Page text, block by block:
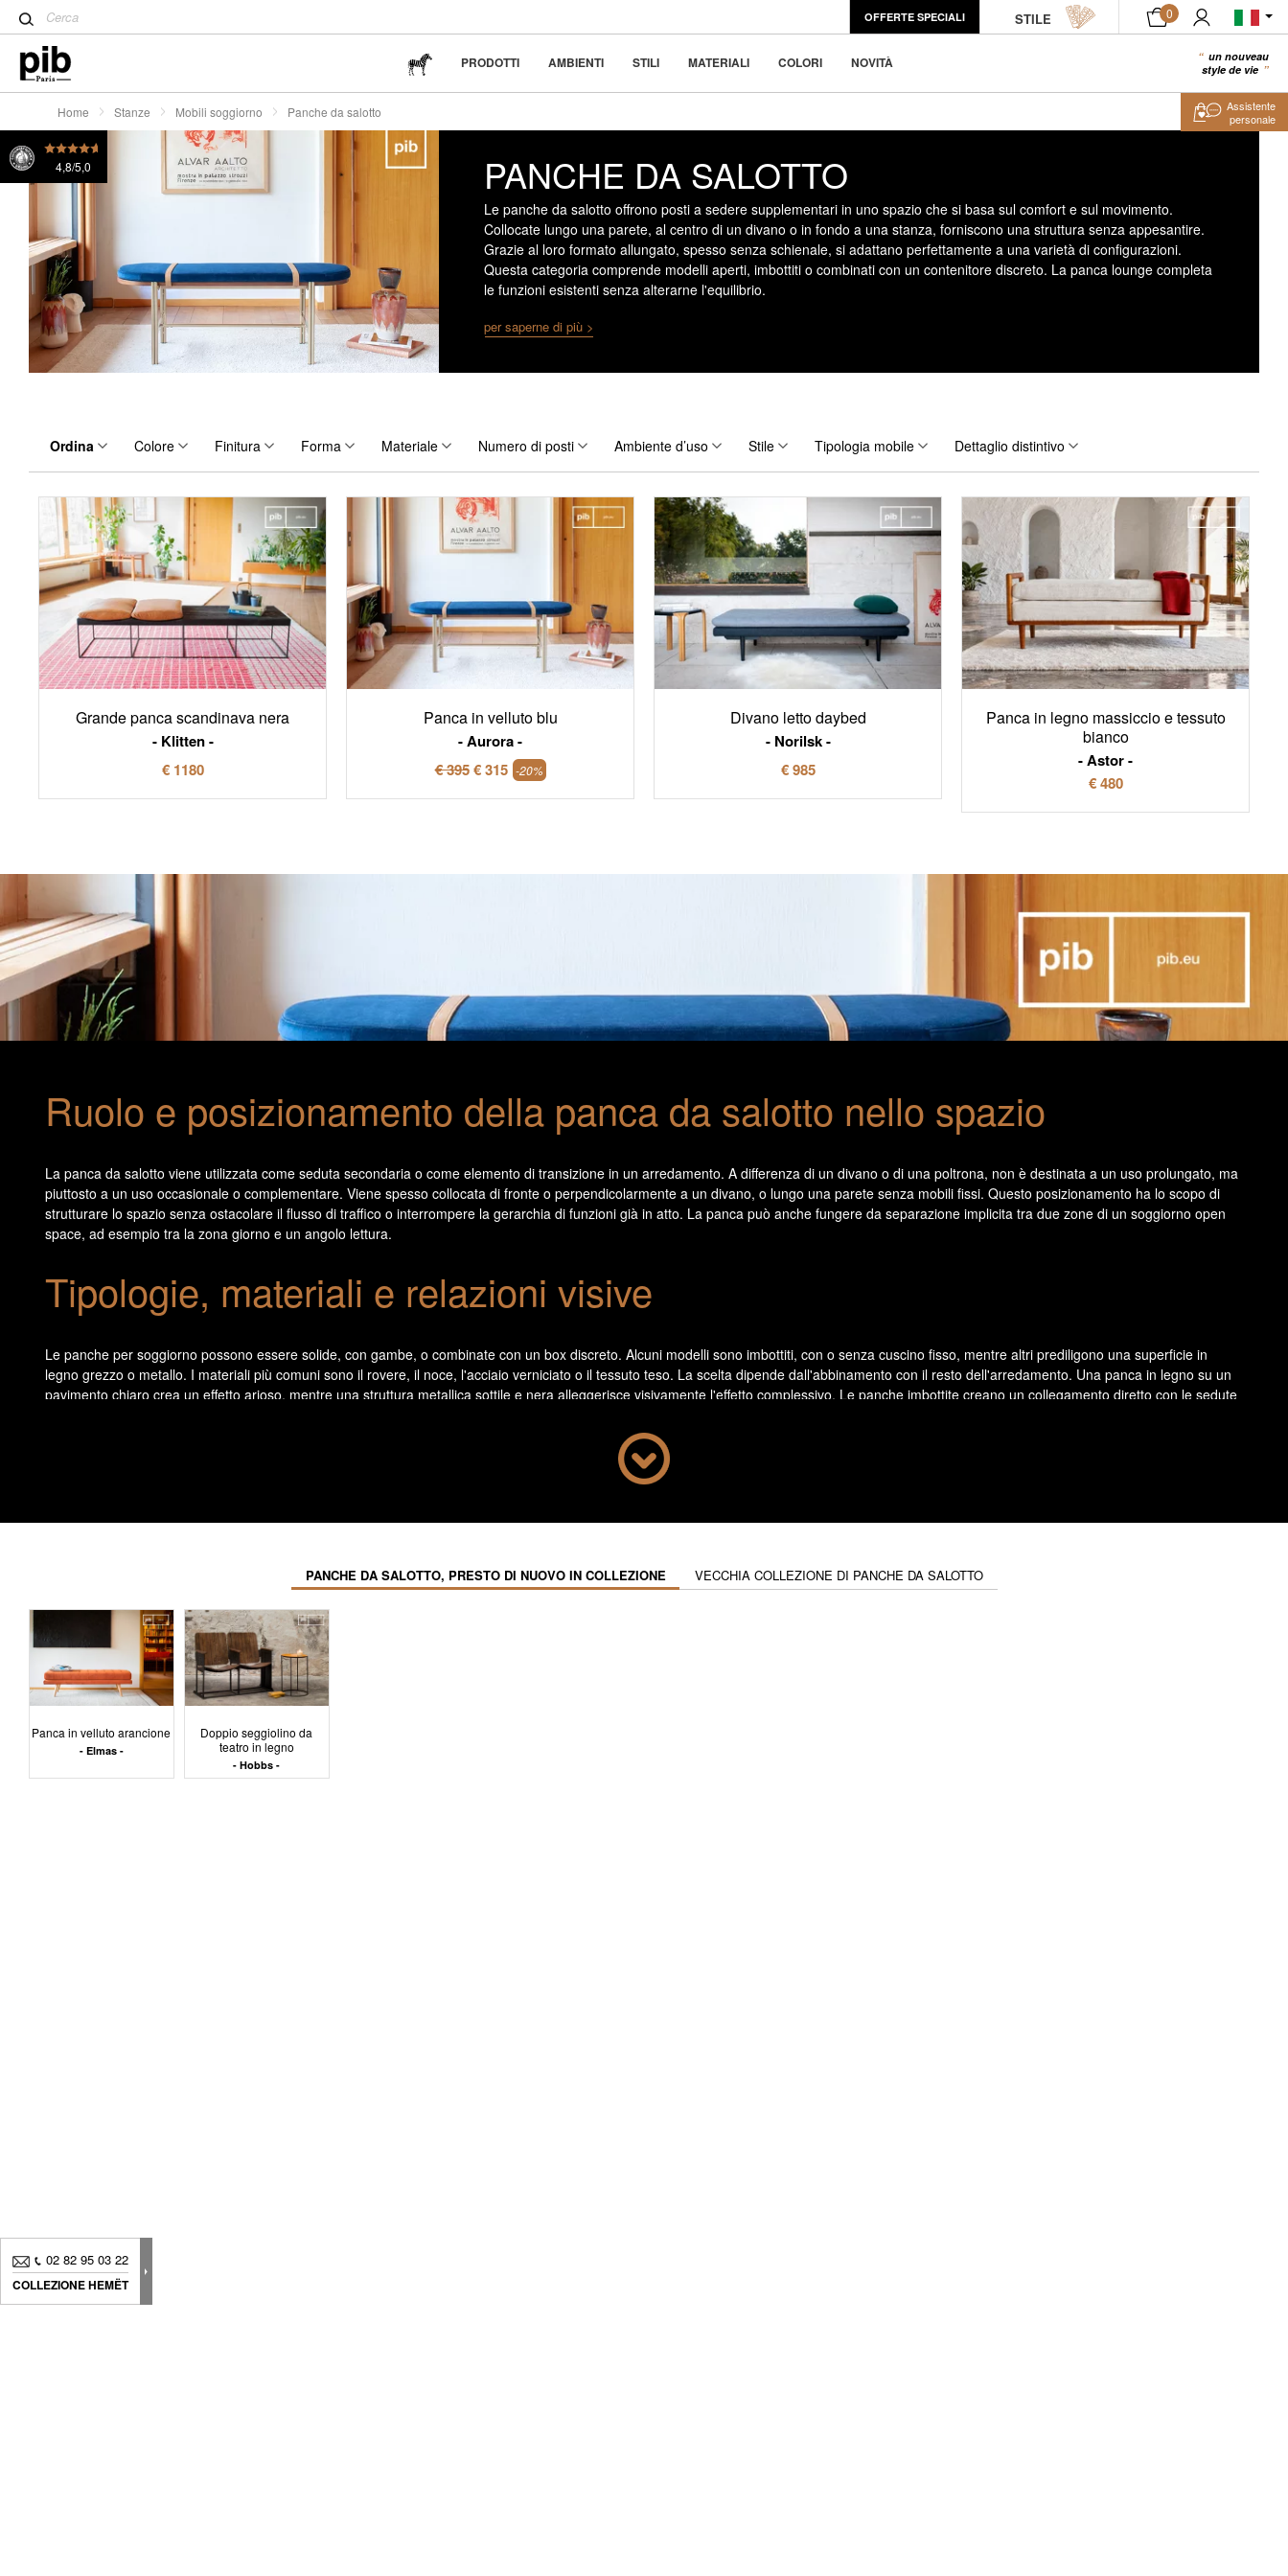
OFFERTE SPECIALI STILE 0
Wabi-Sabi: l'arte di trovare la bellezza nella
PRODOTTI AMBIENTI STILI MATERIALI COLORI NOVITÀ
un nouveau
style de vie
Home Stanze Mobili soggiorno Panche da salotto
PANCHE DA SALOTTO
Le panche da salotto offrono posti a sedere supplementari in uno spazio che si basa sul comfort e sul movimento.
Collocate lungo una parete, al centro di un divano o in fondo a una stanza, forniscono una struttura senza appesantire.
Grazie al loro formato allungato, spesso senza schienale, si adattano perfettamente a una varietà di configurazioni.
Questa categoria comprende modelli aperti, imbottiti o combinati con un contenitore discreto. La panca lounge completa
le funzioni esistenti senza alterarne l'equilibrio.
per saperne di più >
Ordina Colore Finitura Forma Materiale Numero di posti Ambiente d’uso Stile Tipologia mobile Dettaglio distintivo
Grande panca scandinava nera
Klitten
€ 1180
Panca in velluto blu
Aurora
€ 395€ 315 -20%
Divano letto daybed
Norilsk
€ 985
Panca in legno massiccio e tessuto
bianco
Astor
€ 480
Ruolo e posizionamento della panca da salotto nello spazio
La panca da salotto viene utilizzata come seduta secondaria o come elemento di transizione in un arredamento. A differenza di un divano o di una poltrona, non è destinata a un uso prolungato, ma
piuttosto a un uso occasionale o complementare. Viene spesso collocata di fronte o perpendicolarmente a un divano, o lungo una parete senza mobili fissi. Questo posizionamento ha lo scopo di
strutturare lo spazio senza ostacolare il flusso di traffico o interrompere la gerarchia di funzioni già in atto. La panca può anche fungere da separazione implicita tra due zone di un soggiorno open
space, ad esempio tra la zona giorno e un angolo lettura.
Tipologie, materiali e relazioni visive
Le panche per soggiorno possono essere solide, con gambe, o combinate con un box discreto. Alcuni modelli sono imbottiti, con o senza cuscino fisso, mentre altri prediligono una superficie in
legno grezzo o metallo. I materiali più comuni sono il rovere, il noce, l'acciaio verniciato o il tessuto teso. La scelta dipende dall'abbinamento con il resto dell'arredamento. Una panca in legno su un
pavimento chiaro crea un effetto arioso, mentre una struttura metallica sottile e nera alleggerisce visivamente l'effetto complessivo. Le panche imbottite creano un collegamento diretto con le sedute
Utilizzi complementari e collegamenti con i mobili esistenti
rispettare le dimensioni disponibili per non compromettere le distanze di passaggio. L'integrazione di una panca nel layout del soggiorno introduce un volume basso e leggibile che si adatta alle
funzioni senza ridefinire la struttura complessiva dell'ambiente.
La panca da soggiorno funge da mobile di collegamento. Collega usi diversi senza moltiplicare le masse visive, adattandosi alla geometria esistente e alla logica di circolazione dello spazio.
La panca del soggiorno agisce come un mobile di collegamento
PANCHE DA SALOTTO, PRESTO DI NUOVO IN COLLEZIONE VECCHIA COLLEZIONE DI PANCHE DA SALOTTO
Panca in velluto arancione
Elmas
Doppio seggiolino da
teatro in legno
Hobbs
4,8/5,0
Assistente
personale
02 82 95 03 22
COLLEZIONE HEMËT